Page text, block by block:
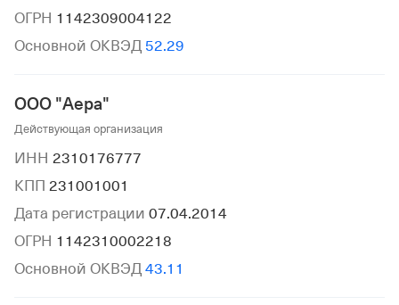
ОГРН 1142309004122
Основной ОКВЭД 52.29
ООО "Аера"
Действующая организация
ИНН 2310176777
КПП 231001001
Дата регистрации 07.04.2014
ОГРН 1142310002218
Основной ОКВЭД 43.11